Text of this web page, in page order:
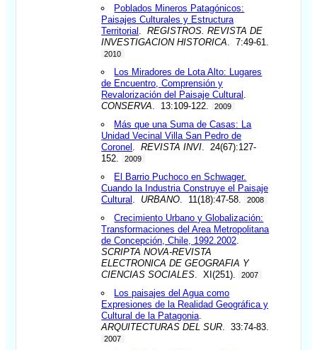
Poblados Mineros Patagónicos:
Paisajes Culturales y Estructura
Territorial
.REGISTROS. REVISTA DE
INVESTIGACION HISTORICA . 7:49-61.
2010
Los Miradores de Lota Alto: Lugares
de Encuentro, Comprensión y
Revalorización del Paisaje Cultural
CONSERVA . 13:109-122. 2009
Más que una Suma de Casas: La
Unidad Vecinal Villa San Pedro de
Coronel
.REVISTA INVI . 24(67):127-
152.
2009
El Barrio Puchoco en Schwager.
Cuando la Industria Construye el Paisaje
Cultural
URBANO . 11(18):47-58. 2008
Crecimiento Urbano y Globalización:
Transformaciones del Area Metropolitana
de Concepción, Chile, 1992.2002
SCRIPTA NOVA-REVISTA
ELECTRONICA DE GEOGRAFIA Y
CIENCIAS SOCIALES . XI(251). 2007
Los paisajes del Agua como
Expresiones de la Realidad Geográfica y
Cultural de la Patagonia
ARQUITECTURAS DEL SUR . 33:74-83.
2007